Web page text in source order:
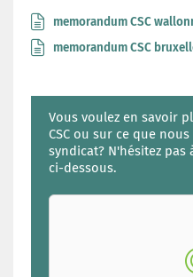
memorandum CSC
memorandum CSC
Vous voulez en savoir
CSC ou sur ce que
syndicat? N'hésitez
ci-dessous.